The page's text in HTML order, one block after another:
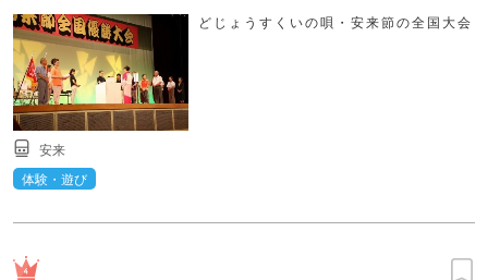
どじょうすくいの唄・安来節の全国大会
安来
体験・遊び